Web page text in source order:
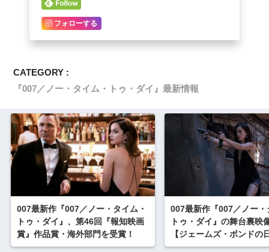
フォローする
CATEGORY :
『007／ノー・タイム・トゥ・ダイ』最新情報
007最新作『007／ノー・タイム・
トゥ・ダイ』、第46回『報知映画
賞』作品賞・海外部門を受賞！
007最新作『007／ノー・
トゥ・ダイ』の舞台裏映
【ジェームズ・ボンドの